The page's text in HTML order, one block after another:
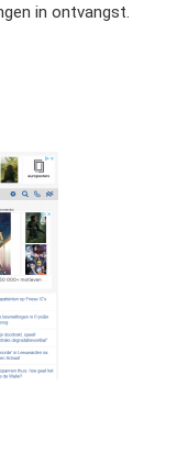
in ontvangst.